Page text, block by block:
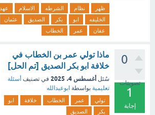
ظهر نظام الشرطه الاسلام
عهد
الخليفه
ابو بكر الصديق
عثمان
عفان
عمر الخطاب
0
تصويتات
1
إجابة
ماذا تولي عمر بن الخطاب في
خلافة ابو بكر الصديق [تم الحل]
سُئل أغسطس 4، 2025 في تصنيف أسئلة
تعليمية بواسطة ابوعبدالله
تولي عمر الخطاب خلافة
ابو
بكر
الصديق